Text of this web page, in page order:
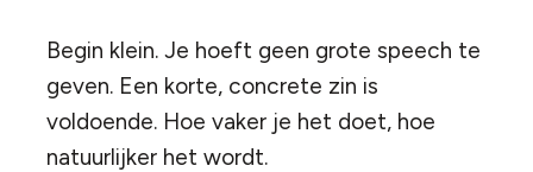
Begin klein. Je hoeft geen grote speech te
geven. Een korte, concrete zin is
voldoende. Hoe vaker je het doet, hoe
natuurlijker het wordt.